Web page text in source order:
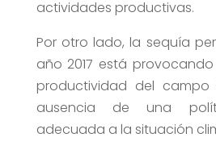
actividades productivas.
Por otro lado, la sequía
año 2017 está
productividad del
ausencia de una
adecuada a la situación